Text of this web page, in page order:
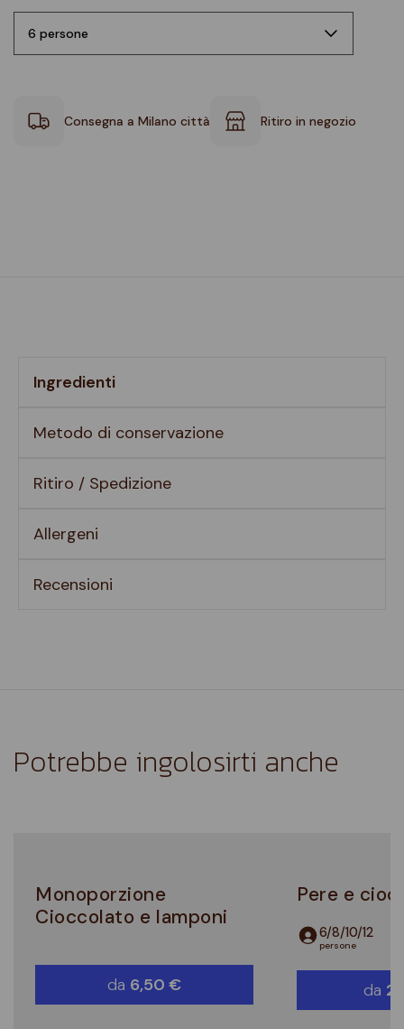
Consegna a Milano città Ritiro in negozio
Ingredienti
Metodo di conservazione
Ritiro / Spedizione
Allergeni
Recensioni
Potrebbe ingolosirti anche
Monoporzione
Cioccolato e lamponi
da 6,50 €
Pere e
6/8/10/12
persone
da